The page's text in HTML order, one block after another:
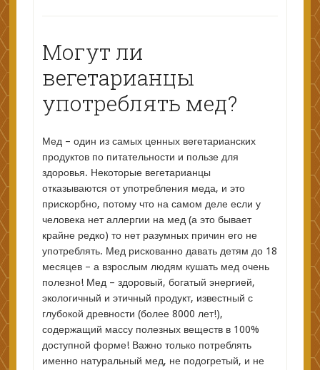
Могут ли
вегетарианцы
употреблять мед?
Мед – один из самых ценных вегетарианских
продуктов по питательности и пользе для
здоровья. Некоторые вегетарианцы
отказываются от употребления меда, и это
прискорбно, потому что на самом деле если у
человека нет аллергии на мед (а это бывает
крайне редко) то нет разумных причин его не
употреблять. Мед рискованно давать детям до 18
месяцев – а взрослым людям кушать мед очень
полезно! Мед – здоровый, богатый энергией,
экологичный и этичный продукт, известный с
глубокой древности (более 8000 лет!),
содержащий массу полезных веществ в 100%
доступной форме! Важно только потреблять
именно натуральный мед, не подогретый, и не